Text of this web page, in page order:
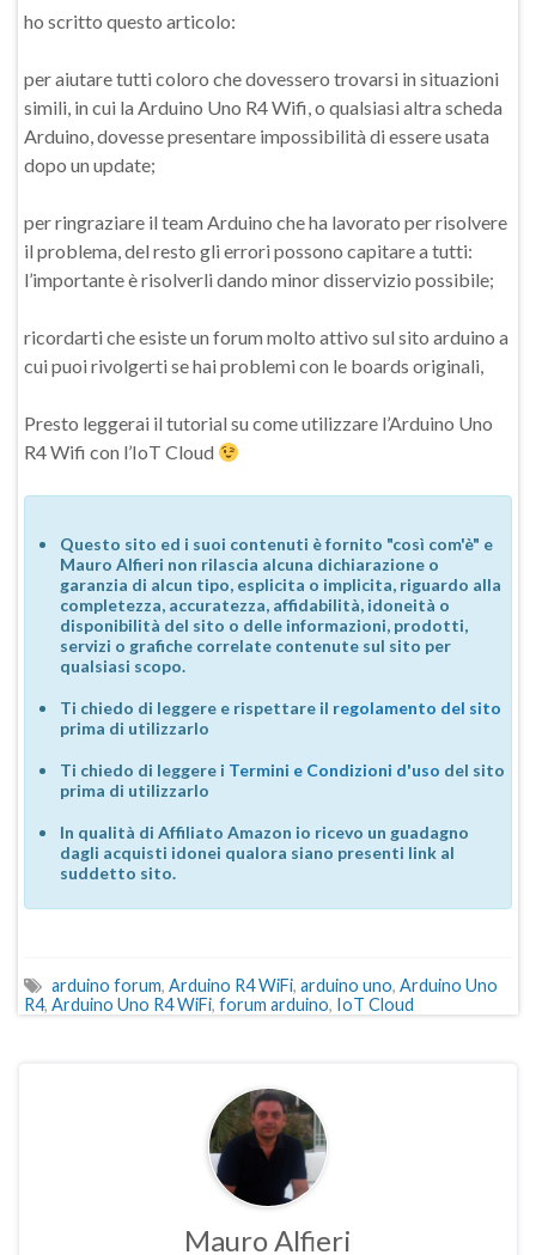
ho scritto questo articolo:
per aiutare tutti coloro che dovessero trovarsi in situazioni
simili, in cui la Arduino Uno R4 Wifi, o qualsiasi altra scheda
Arduino, dovesse presentare impossibilità di essere usata
dopo un update;
per ringraziare il team Arduino che ha lavorato per risolvere
il problema, del resto gli errori possono capitare a tutti:
l’importante è risolverli dando minor disservizio possibile;
ricordarti che esiste un forum molto attivo sul sito arduino a
cui puoi rivolgerti se hai problemi con le boards originali,
Presto leggerai il tutorial su come utilizzare l’Arduino Uno
R4 Wifi con l’IoT Cloud
Questo sito ed i suoi contenuti è fornito "così com'è" e
Mauro Alfieri non rilascia alcuna dichiarazione o
garanzia di alcun tipo, esplicita o implicita, riguardo alla
completezza, accuratezza, affidabilità, idoneità o
disponibilità del sito o delle informazioni, prodotti,
servizi o grafiche correlate contenute sul sito per
qualsiasi scopo.
Ti chiedo di leggere e rispettare il regolamento del sito
prima di utilizzarlo
Ti chiedo di leggere i Termini e Condizioni d'uso del sito
prima di utilizzarlo
In qualità di Affiliato Amazon io ricevo un guadagno
dagli acquisti idonei qualora siano presenti link al
suddetto sito.
arduino forum, Arduino R4 WiFi, arduino uno, Arduino Uno
R4, Arduino Uno R4 WiFi, forum arduino, IoT Cloud
Mauro Alfieri